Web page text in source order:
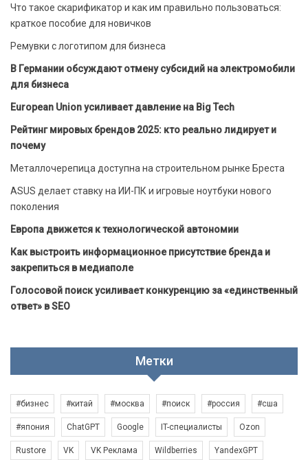
Что такое скарификатор и как им правильно пользоваться:
краткое пособие для новичков
Ремувки с логотипом для бизнеса
В Германии обсуждают отмену субсидий на электромобили
для бизнеса
European Union усиливает давление на Big Tech
Рейтинг мировых брендов 2025: кто реально лидирует и
почему
Металлочерепица доступна на строительном рынке Бреста
ASUS делает ставку на ИИ-ПК и игровые ноутбуки нового
поколения
Европа движется к технологической автономии
Как выстроить информационное присутствие бренда и
закрепиться в медиаполе
Голосовой поиск усиливает конкуренцию за «единственный
ответ» в SEO
Метки
#бизнес #китай #москва #поиск #россия #сша
#япония ChatGPT Google IT-специалисты Ozon
Rustore VK VK Реклама Wildberries YandexGPT